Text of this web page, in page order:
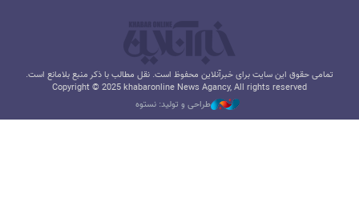
تمامی حقوق این سایت برای خبرآنلاین محفوظ است. نقل مطالب با ذکر منبع بلامانع است.
Copyright © 2025 khabaronline News Agancy, All rights reserved
طراحی و تولید: نستوه